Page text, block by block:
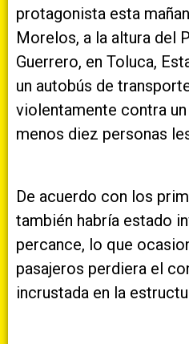
protagonista esta
Morelos, a la altura del
Guerrero, en Toluca,
un autobús de
violentamente contra
menos diez personas
De acuerdo con los
también habría estado
percance, lo que
pasajeros perdiera el
incrustada en la